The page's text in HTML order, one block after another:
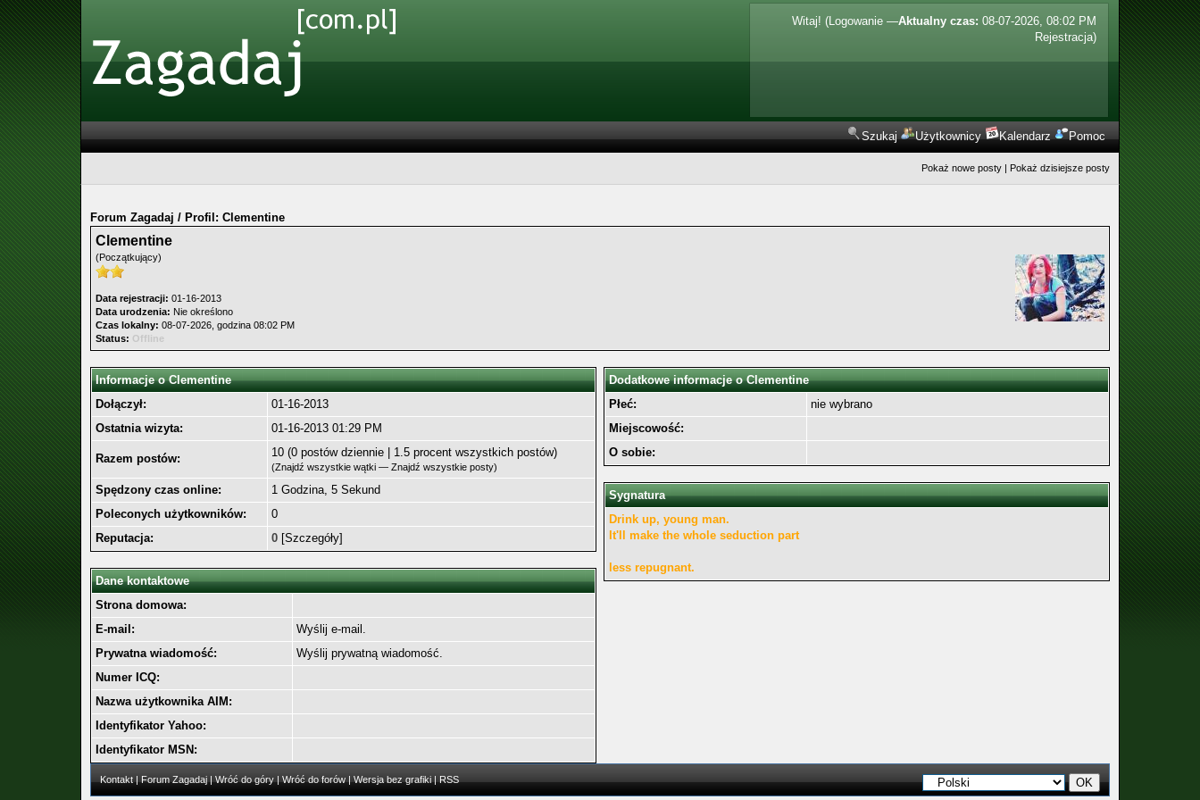
Aktualny czas: 08-07-2026, 08:02 PM
Witaj! (Logowanie —
Rejestracja)
Szukaj Użytkownicy Kalendarz Pomoc
Pokaż nowe posty | Pokaż dzisiejsze posty
Forum Zagadaj / Profil: Clementine
Clementine
(Początkujący)
Data rejestracji: 01-16-2013
Data urodzenia: Nie określono
Czas lokalny: 08-07-2026, godzina 08:02 PM
Status: Offline
Informacje o Clementine
Dołączył:
01-16-2013
Ostatnia wizyta:
01-16-2013 01:29 PM
Razem postów: 10 (0 postów dziennie | 1.5 procent wszystkich postów)
(Znajdź wszystkie wątki— Znajdź wszystkie posty)
Spędzony czas online:
1 Godzina, 5 Sekund
Poleconych użytkowników:
0
Reputacja:
0[Szczegóły]
Dane kontaktowe
Strona domowa:
E-mail:
Wyślij e-mail.
Prywatna wiadomość:
Wyślij prywatną wiadomość.
Numer ICQ:
Nazwa użytkownika AIM:
Identyfikator Yahoo:
Identyfikator MSN:
Dodatkowe informacje o Clementine
Płeć:
nie wybrano
Miejscowość:
O sobie:
Sygnatura
Drink up, young man.
It'll make the whole seduction part
less repugnant.
Kontakt| Forum Zagadaj| Wróć do góry| Wróć do forów| Wersja bez grafiki| RSS